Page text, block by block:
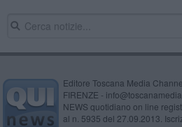
Editore Toscana Media
FIRENZE -
NEWS quotidiano on line
al n. 5935 del 27.09.2013.